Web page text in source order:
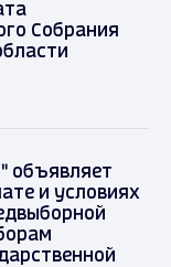
Собрания
объявляет
и условиях